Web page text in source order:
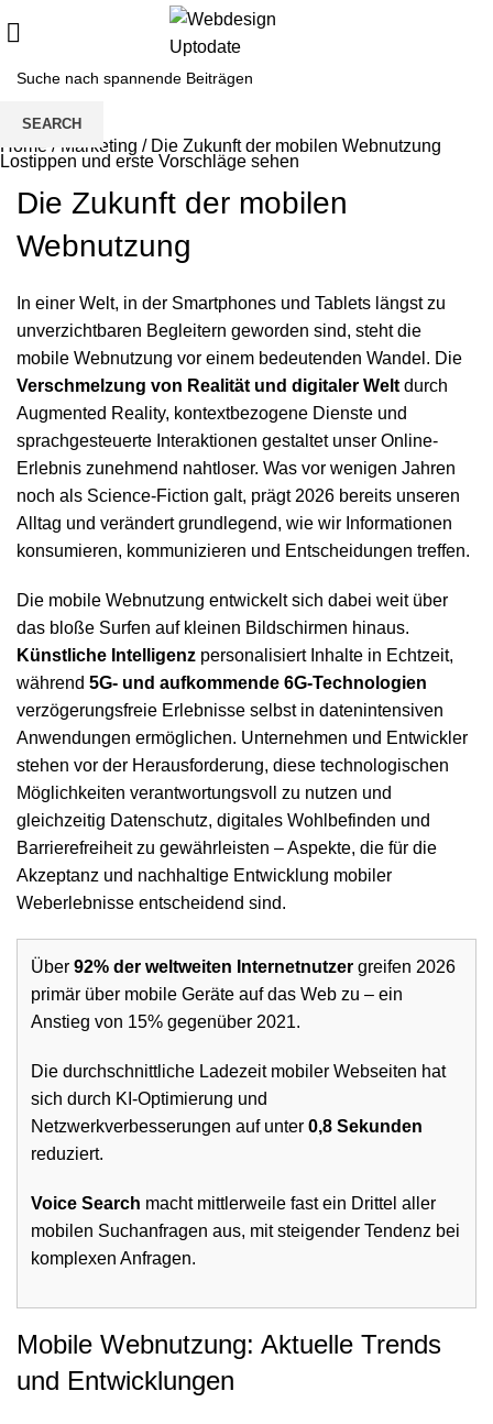
Home / Marketing / Die Zukunft der mobilen Webnutzung
Die Zukunft der mobilen
Webnutzung
In einer Welt, in der Smartphones und Tablets längst zu
unverzichtbaren Begleitern geworden sind, steht die
mobile Webnutzung vor einem bedeutenden Wandel. Die
Verschmelzung von Realität und digitaler Welt durch
Augmented Reality, kontextbezogene Dienste und
sprachgesteuerte Interaktionen gestaltet unser Online-
Erlebnis zunehmend nahtloser. Was vor wenigen Jahren
noch als Science-Fiction galt, prägt 2026 bereits unseren
Alltag und verändert grundlegend, wie wir Informationen
konsumieren, kommunizieren und Entscheidungen treffen.
Die mobile Webnutzung entwickelt sich dabei weit über
das bloße Surfen auf kleinen Bildschirmen hinaus.
Künstliche Intelligenz personalisiert Inhalte in Echtzeit,
während 5G- und aufkommende 6G-Technologien
verzögerungsfreie Erlebnisse selbst in datenintensiven
Anwendungen ermöglichen. Unternehmen und Entwickler
stehen vor der Herausforderung, diese technologischen
Möglichkeiten verantwortungsvoll zu nutzen und
gleichzeitig Datenschutz, digitales Wohlbefinden und
Barrierefreiheit zu gewährleisten – Aspekte, die für die
Akzeptanz und nachhaltige Entwicklung mobiler
Weberlebnisse entscheidend sind.
Über 92% der weltweiten Internetnutzer greifen 2026
primär über mobile Geräte auf das Web zu – ein
Anstieg von 15% gegenüber 2021.
Die durchschnittliche Ladezeit mobiler Webseiten hat
sich durch KI-Optimierung und
Netzwerkverbesserungen auf unter 0,8 Sekunden
reduziert.
Voice Search macht mittlerweile fast ein Drittel aller
mobilen Suchanfragen aus, mit steigender Tendenz bei
komplexen Anfragen.
Mobile Webnutzung: Aktuelle Trends
und Entwicklungen
SEARCH
Lostippen und erste Vorschläge sehen